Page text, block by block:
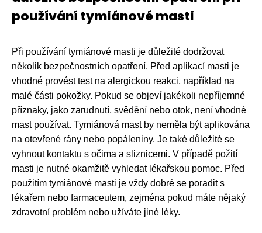
používání tymiánové masti
Při používání tymiánové masti je důležité dodržovat
několik bezpečnostních opatření. Před aplikací masti je
vhodné provést test na alergickou reakci, například na
malé části pokožky. Pokud se objeví jakékoli nepříjemné
příznaky, jako zarudnutí, svědění nebo otok, není vhodné
mast používat. Tymiánová mast by neměla být aplikována
na otevřené rány nebo popáleniny. Je také důležité se
vyhnout kontaktu s očima a sliznicemi. V případě požití
masti je nutné okamžitě vyhledat lékařskou pomoc. Před
použitím tymiánové masti je vždy dobré se poradit s
lékařem nebo farmaceutem, zejména pokud máte nějaký
zdravotní problém nebo užíváte jiné léky.